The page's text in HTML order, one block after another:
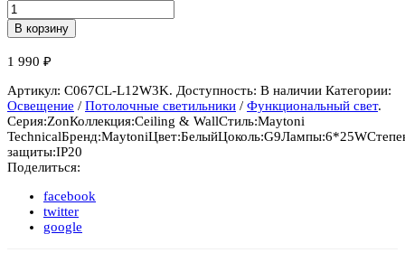
В корзину
1 990 ₽
Артикул: C067CL-L12W3K. Доступность: В наличии Категории:
Освещение / Потолочные светильники / Функциональный свет.
Серия:ZonКоллекция:Ceiling & WallСтиль:Maytoni
TechnicalБренд:MaytoniЦвет:БелыйЦоколь:G9Лампы:6*25W
защиты:IP20
Поделиться:
facebook
twitter
google